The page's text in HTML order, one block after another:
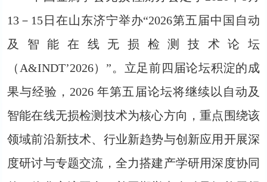
13－15日在山东济宁举办“2026第五届中国自动
及智能在线无损检测技术论坛
（A&INDT’2026）”。立足前四届论坛积淀的成
果与经验，2026 年第五届论坛将继续以自动及
智能在线无损检测技术为核心方向，重点围绕该
领域前沿新技术、行业新趋势与创新应用开展深
度研讨与专题交流，全力搭建产学研用深度协同